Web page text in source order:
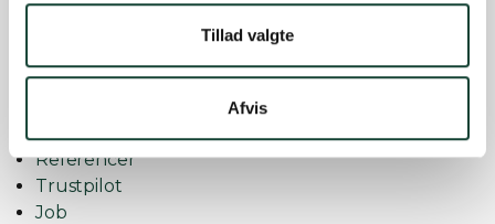
Tillad valgte
Afvis
Find medarbejder
Bestil gratis opmåling
Referencer
Trustpilot
Job